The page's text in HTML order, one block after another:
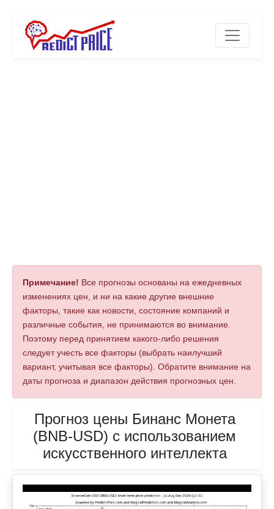
Примечание! Все прогнозы основаны на ежедневных
изменениях цен, и ни на какие другие внешние
факторы, такие как новости, состояние компаний и
различные события, не принимаются во внимание.
Поэтому перед принятием какого-либо решения
следует учесть все факторы (выбрать наилучший
вариант, учитывая все факторы). Обратите внимание на
даты прогноза и диапазон действия прогнозных цен.
Прогноз цены Бинанс Монета
(BNB-USD) с использованием
искусственного интеллекта